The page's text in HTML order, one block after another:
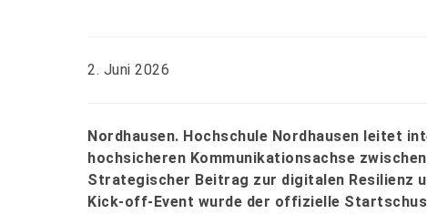
2. Juni 2026
Nordhausen. Hochschule Nordhausen leitet
hochsicheren Kommunikationsachse
Strategischer Beitrag zur digitalen Resilienz
Kick-off-Event wurde der offizielle